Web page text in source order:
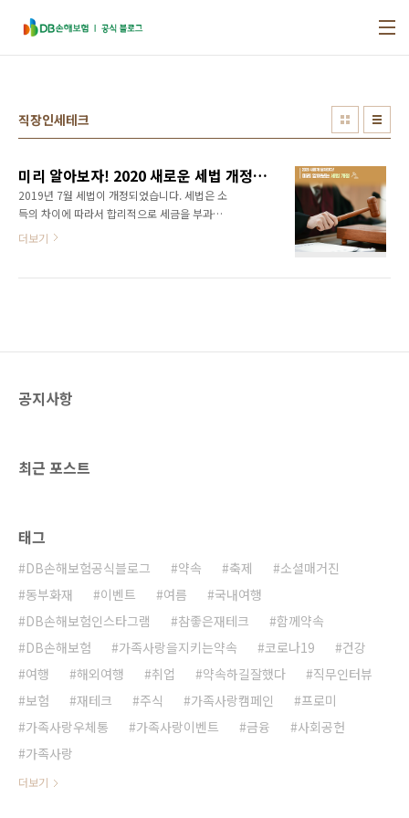
직장인세테크
미리 알아보자! 2020 새로운 세법 개정 소개
2019년 7월 세법이 개정되었습니다. 세법은 소
득의 차이에 따라서 합리적으로 세금을 부과하
여 공평한 조세제도를 만들기 위해 매년 개정되
드를 주로 사용하고 계시는 분들에게는 기쁜 소
란 소상공인의 카드 수..
더보기
공지사항
최근 포스트
태그
DB손해보험공식블로그 약속 축제
소셜매거진
동부화재
이벤트 여름
국내여행
DB손해보험인스타그램
참좋은재테크
함께약속
DB손해보험
가족사랑을지키는약속 코로나19
건강
여행
해외여행 취업 약속하길잘했다
직무인터뷰
보험
재테크 주식 가족사랑캠페인
프로미
가족사랑우체통
가족사랑이벤트 금융
사회공헌
가족사랑
더보기